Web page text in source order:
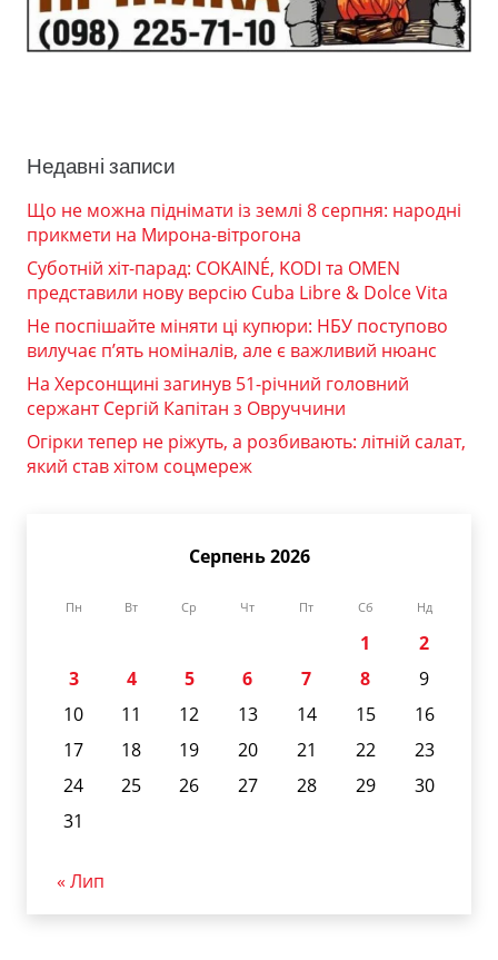
Недавні записи
Що не можна піднімати із землі 8 серпня: народні
прикмети на Мирона-вітрогона
Суботній хіт-парад: COKAINÉ, KODI та OMEN
представили нову версію Cuba Libre & Dolce Vita
Не поспішайте міняти ці купюри: НБУ поступово
вилучає п’ять номіналів, але є важливий нюанс
На Херсонщині загинув 51-річний головний
сержант Сергій Капітан з Овруччини
Огірки тепер не ріжуть, а розбивають: літній салат,
який став хітом соцмереж
Серпень 2026
Пн Вт Ср Чт Пт Сб Нд
1
2
3
4 5 6 7 8
9
10
11 12 13 14 15
16
17
18 19 20 21 22
23
24
25 26 27 28 29
30
31
« Лип